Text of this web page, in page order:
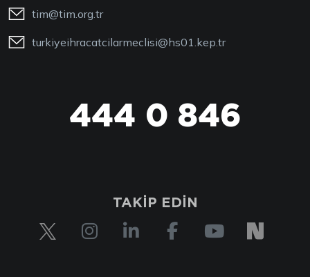
tim@tim.org.tr
turkiyeihracatcilarmeclisi@hs01.kep.tr
444 0 846
TAKİP EDİN